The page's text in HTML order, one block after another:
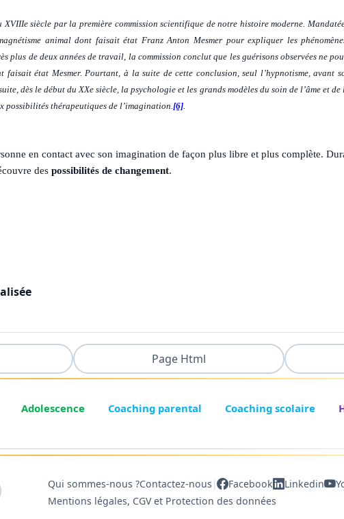
siècle par la première commission scientifique de notre histoire moderne.
animal dont faisait état Franz Anton Mesmer pour expliquer les
de deux années de travail, la commission conclut que les guérisons observées ne
état Mesmer. Pourtant, à la suite de cette conclusion, seul l’hypnotisme, avant
dès le début du XXe siècle, la psychologie et les grands modèles du soin de l’âme et de
possibilités thérapeutiques de l’imagination. [6]
en contact avec son imagination de façon plus libre et plus complète.
des possibilités de changement.
Page Html
Adolescence Coaching parental Coaching scolaire
Qui sommes-nous ?Contactez-nous | Facebook Linkedin
Mentions légales, CGV et Protection des données